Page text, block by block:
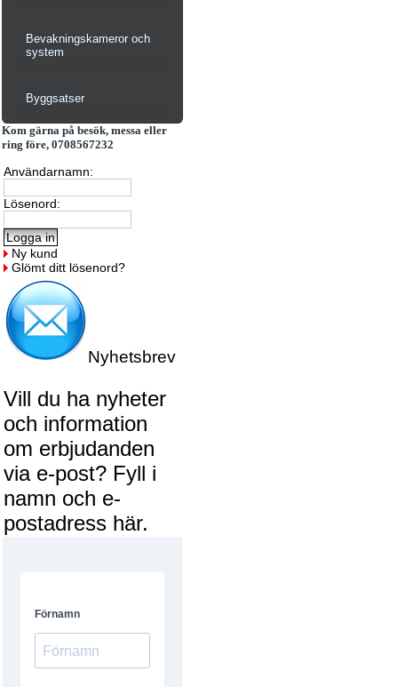
Bevakningskameror och
system
Byggsatser
Kom gärna på besök, messa eller
ring före, 0708567232
Användarnamn:
Lösenord:
Ny kund
Glömt ditt lösenord?
Nyhetsbrev
Vill du ha nyheter
och information
om erbjudanden
via e-post? Fyll i
namn och e-
postadress här.